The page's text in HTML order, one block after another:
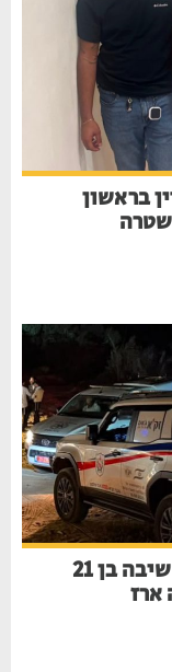
אסון בין הזמנים בבנימין: בחור ישיבה בן 21